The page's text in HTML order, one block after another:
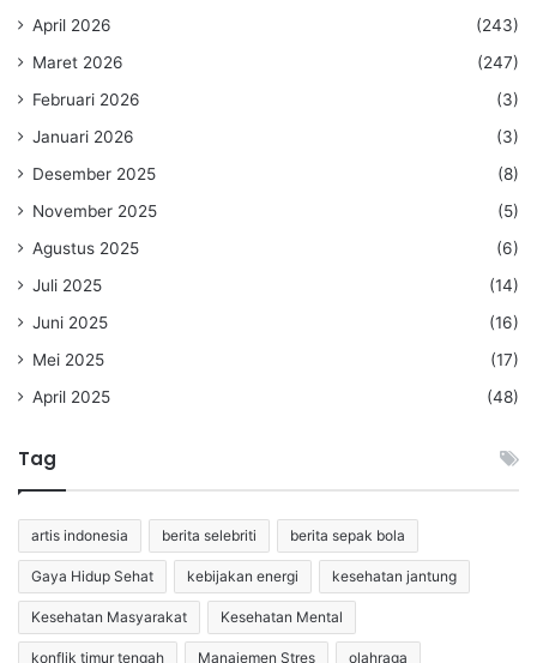
April 2026
(243)
Maret 2026
(247)
Februari 2026
(3)
Januari 2026
(3)
Desember 2025
(8)
November 2025
(5)
Agustus 2025
(6)
Juli 2025
(14)
Juni 2025
(16)
Mei 2025
(17)
April 2025
(48)
Tag
artis indonesia berita selebriti berita sepak bola
Gaya Hidup Sehat kebijakan energi kesehatan jantung
Kesehatan Masyarakat Kesehatan Mental
konflik timur tengah Manajemen Stres olahraga